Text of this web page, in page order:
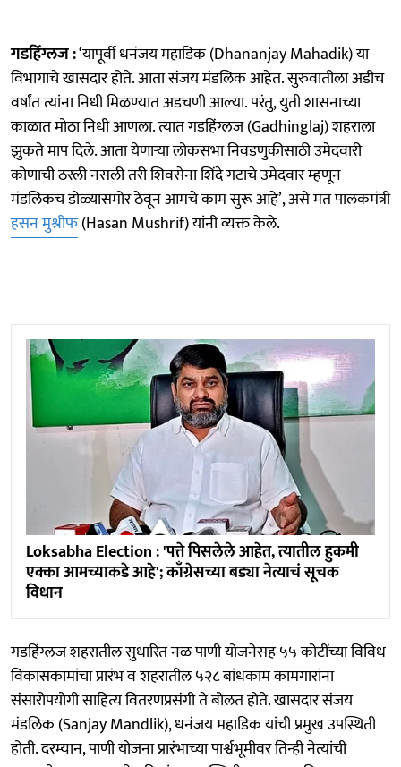
गडहिंग्लज :‘यापूर्वी धनंजय महाडिक (Dhananjay Mahadik) या
विभागाचे खासदार होते. आता संजय मंडलिक आहेत. सुरुवातीला अडीच
वर्षांत त्यांना निधी मिळण्यात अडचणी आल्या. परंतु, युती शासनाच्या
काळात मोठा निधी आणला. त्यात गडहिंग्लज (Gadhinglaj) शहराला
झुकते माप दिले. आता येणाऱ्या लोकसभा निवडणुकीसाठी उमेदवारी
कोणाची ठरली नसली तरी शिवसेना शिंदे गटाचे उमेदवार म्हणून
मंडलिकच डोळ्यासमोर ठेवून आमचे काम सुरू आहे’, असे मत पालकमंत्री
हसन मुश्रीफ(Hasan Mushrif) यांनी व्यक्त केले.
Loksabha Election : 'पत्ते पिसलेले आहेत, त्यातील हुकमी
एक्का आमच्याकडे आहे'; काँग्रेसच्या बड्या नेत्याचं सूचक
विधान
गडहिंग्लज शहरातील सुधारित नळ पाणी योजनेसह ५५ कोटींच्या विविध
विकासकामांचा प्रारंभ व शहरातील ५२८ बांधकाम कामगारांना
संसारोपयोगी साहित्य वितरणप्रसंगी ते बोलत होते. खासदार संजय
मंडलिक (Sanjay Mandlik), धनंजय महाडिक यांची प्रमुख उपस्थिती
होती. दरम्यान, पाणी योजना प्रारंभाच्या पार्श्वभूमीवर तिन्ही नेत्यांची